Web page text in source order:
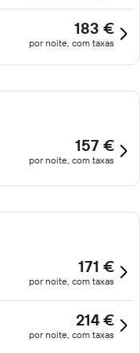
183 €
por noite, com taxas
157 €
por noite, com taxas
171 €
por noite, com taxas
214 €
por noite, com taxas